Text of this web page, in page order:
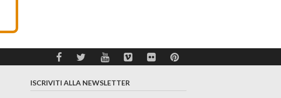
ISCRIVITI ALLA NEWSLETTER